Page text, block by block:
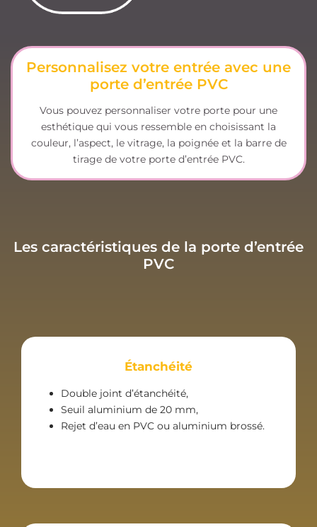
Personnalisez votre entrée avec une
porte d’entrée PVC
Vous pouvez personnaliser votre porte pour une
esthétique qui vous ressemble en choisissant la
couleur, l’aspect, le vitrage, la poignée et la barre de
tirage de votre porte d’entrée PVC.
Les caractéristiques de la porte d’entrée
PVC
Étanchéité
Double joint d’étanchéité,
Seuil aluminium de 20 mm,
Rejet d’eau en PVC ou aluminium brossé.